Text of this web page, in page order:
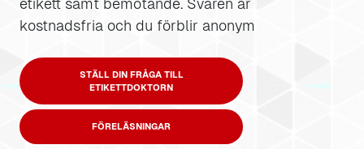
etikett samt bemötande. Svaren är
kostnadsfria och du förblir anonym
STÄLL DIN FRÅGA TILL
ETIKETTDOKTORN
FÖRELÄSNINGAR